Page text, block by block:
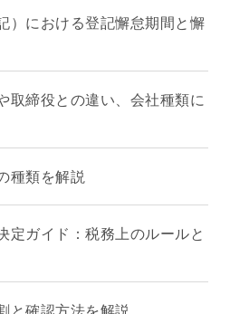
）における登記懈怠期間と懈
取締役との違い、会社種類に
種類を解説
定ガイド：税務上のルールと
と確認方法を解説